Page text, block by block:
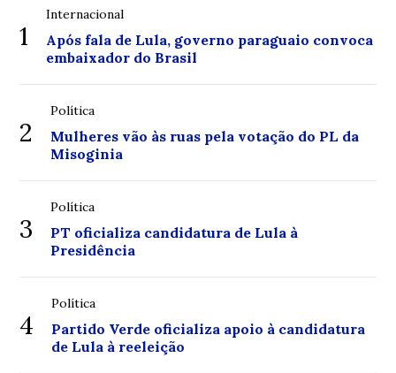
1
Internacional
Após fala de Lula, governo paraguaio convoca
embaixador do Brasil
2
Política
Mulheres vão às ruas pela votação do PL da
Misoginia
3
Política
PT oficializa candidatura de Lula à
Presidência
4
Política
Partido Verde oficializa apoio à candidatura
de Lula à reeleição